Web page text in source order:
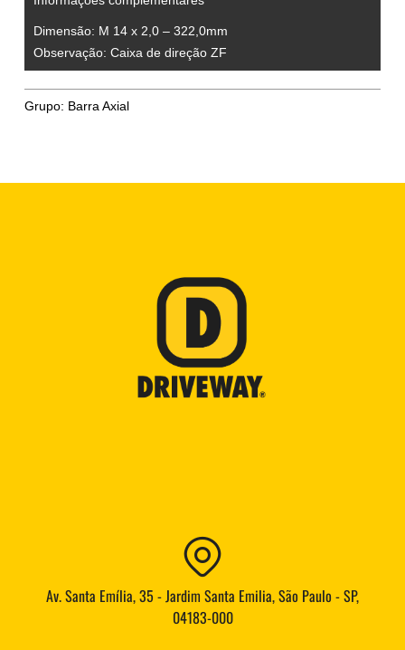
Dimensão: M 14 x 2,0 – 322,0mm
Observação: Caixa de direção ZF
Grupo: Barra Axial
Av. Santa Emília, 35 - Jardim Santa Emilia, São Paulo - SP,
04183-000